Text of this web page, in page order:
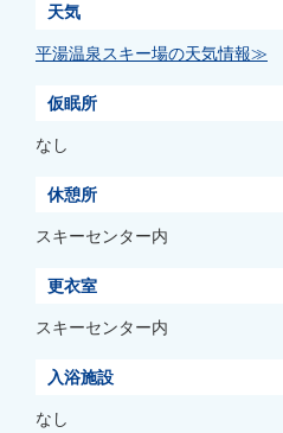
天気
平湯温泉スキー場の天気情報≫
仮眠所
なし
休憩所
スキーセンター内
更衣室
スキーセンター内
入浴施設
なし